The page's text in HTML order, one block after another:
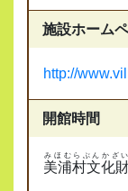
施設ホーム
http://
開館時間
美浦村文化
みほむらぶんかざい